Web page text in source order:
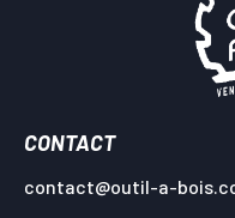
CONTACT
contact@outil-a-